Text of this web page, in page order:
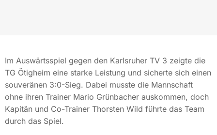
Im Auswärtsspiel gegen den Karlsruher TV 3 zeigte die
TG Ötigheim eine starke Leistung und sicherte sich einen
souveränen 3:0-Sieg. Dabei musste die Mannschaft
ohne ihren Trainer Mario Grünbacher auskommen, doch
Kapitän und Co-Trainer Thorsten Wild führte das Team
durch das Spiel.